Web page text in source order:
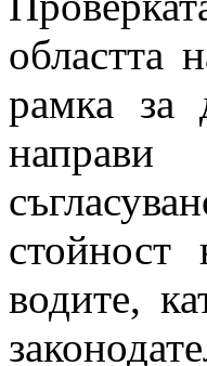
областта
рамка за
направи
стойност
водите,